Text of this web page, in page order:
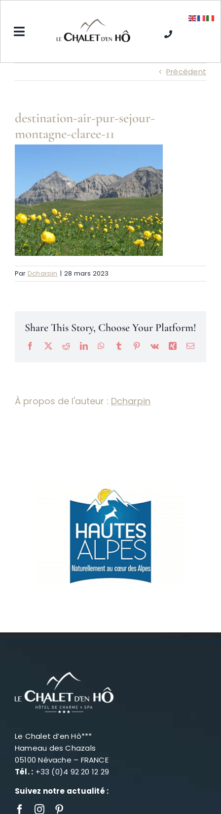
contenu
Toggle
Navigation
Accueil
Séjours hiver
Séjours été
Tarifs
Névache
Précédent
destination-air-pur-sejour-
montagne-claree-11
Par Dcharpin | 28 mars 2023
Share This Story, Choose Your Platform!
Facebook
X RedditLinkedInWhatsApp
TumblrPinterest
Vk Xing Email
À propos de l'auteur : Dcharpin
Le Chalet d’en Hô***
Hameau des Chazals
05100 Névache – FRANCE
Tél. : +33 (0)4 92 20 12 29
Suivez notre actualité :